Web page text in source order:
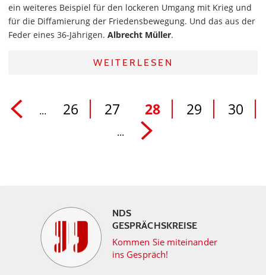
ein weiteres Beispiel für den lockeren Umgang mit Krieg und
für die Diffamierung der Friedensbewegung. Und das aus der
Feder eines 36-Jährigen. Albrecht Müller.
WEITERLESEN
... 26 27 28 29 30
...
NDS
GESPRÄCHSKREISE
Kommen Sie miteinander
ins Gespräch!